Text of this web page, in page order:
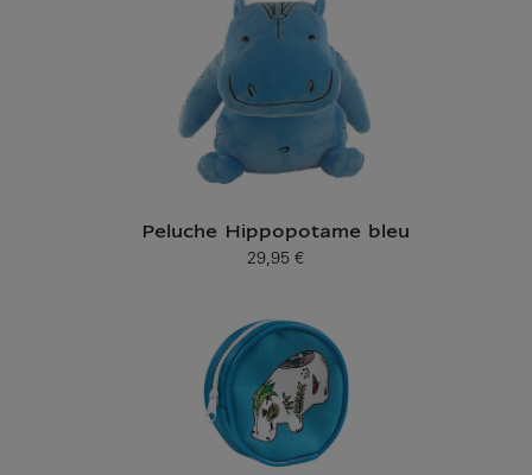
Peluche Hippopotame bleu
Prix ​​actuel
29,95 €